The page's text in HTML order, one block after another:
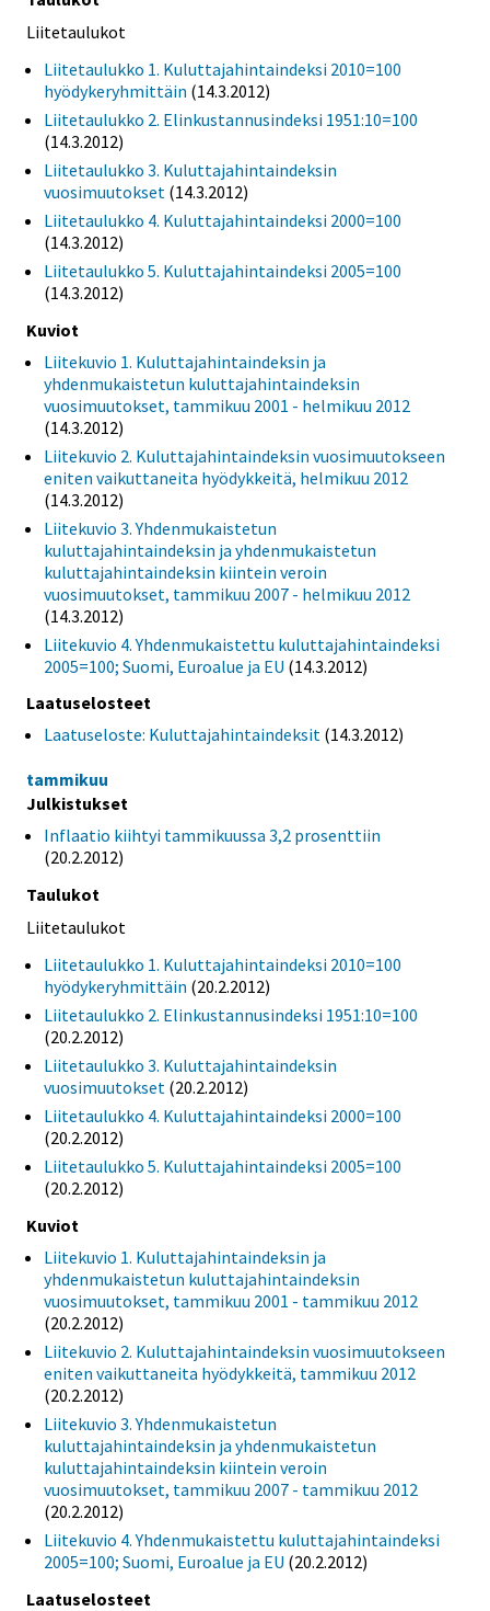
Liitetaulukot
Liitetaulukko 1. Kuluttajahintaindeksi 2010=100
hyödykeryhmittäin (14.3.2012)
Liitetaulukko 2. Elinkustannusindeksi 1951:10=100
(14.3.2012)
Liitetaulukko 3. Kuluttajahintaindeksin
vuosimuutokset (14.3.2012)
Liitetaulukko 4. Kuluttajahintaindeksi 2000=100
(14.3.2012)
Liitetaulukko 5. Kuluttajahintaindeksi 2005=100
(14.3.2012)
Kuviot
Liitekuvio 1. Kuluttajahintaindeksin ja
yhdenmukaistetun kuluttajahintaindeksin
vuosimuutokset, tammikuu 2001 - helmikuu 2012
(14.3.2012)
Liitekuvio 2. Kuluttajahintaindeksin vuosimuutokseen
eniten vaikuttaneita hyödykkeitä, helmikuu 2012
(14.3.2012)
Liitekuvio 3. Yhdenmukaistetun
kuluttajahintaindeksin ja yhdenmukaistetun
kuluttajahintaindeksin kiintein veroin
vuosimuutokset, tammikuu 2007 - helmikuu 2012
(14.3.2012)
Liitekuvio 4. Yhdenmukaistettu kuluttajahintaindeksi
2005=100; Suomi, Euroalue ja EU (14.3.2012)
Laatuselosteet
Laatuseloste: Kuluttajahintaindeksit (14.3.2012)
tammikuu
Julkistukset
Inflaatio kiihtyi tammikuussa 3,2 prosenttiin
(20.2.2012)
Taulukot
Liitetaulukot
Liitetaulukko 1. Kuluttajahintaindeksi 2010=100
hyödykeryhmittäin (20.2.2012)
Liitetaulukko 2. Elinkustannusindeksi 1951:10=100
(20.2.2012)
Liitetaulukko 3. Kuluttajahintaindeksin
vuosimuutokset (20.2.2012)
Liitetaulukko 4. Kuluttajahintaindeksi 2000=100
(20.2.2012)
Liitetaulukko 5. Kuluttajahintaindeksi 2005=100
(20.2.2012)
Kuviot
Liitekuvio 1. Kuluttajahintaindeksin ja
yhdenmukaistetun kuluttajahintaindeksin
vuosimuutokset, tammikuu 2001 - tammikuu 2012
(20.2.2012)
Liitekuvio 2. Kuluttajahintaindeksin vuosimuutokseen
eniten vaikuttaneita hyödykkeitä, tammikuu 2012
(20.2.2012)
Liitekuvio 3. Yhdenmukaistetun
kuluttajahintaindeksin ja yhdenmukaistetun
kuluttajahintaindeksin kiintein veroin
vuosimuutokset, tammikuu 2007 - tammikuu 2012
(20.2.2012)
Liitekuvio 4. Yhdenmukaistettu kuluttajahintaindeksi
2005=100; Suomi, Euroalue ja EU (20.2.2012)
Laatuselosteet